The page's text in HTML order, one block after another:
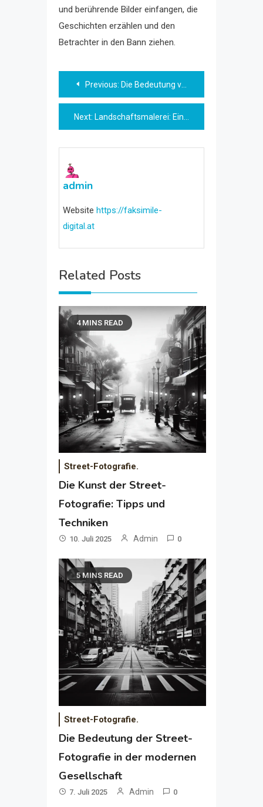
und berührende Bilder einfangen, die
Geschichten erzählen und den
Betrachter in den Bann ziehen.
Beitragsnavigation
Previous: Die Bedeutung von Kurzfilmen in der modernen Filmindustrie
Next: Landschaftsmalerei: Eine Hommage an die Natur
admin
Website https://faksimile-
digital.at
Related Posts
4 MINS READ
Street-Fotografie.
Die Kunst der Street-
Fotografie: Tipps und
Techniken
10. Juli 2025 Admin 0
5 MINS READ
Street-Fotografie.
Die Bedeutung der Street-
Fotografie in der modernen
Gesellschaft
7. Juli 2025 Admin 0